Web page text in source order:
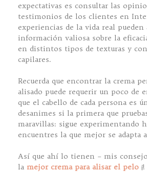
expectativas es consultar las
testimonios de los clientes en
experiencias de la vida real pueden
información valiosa sobre la
en distintos tipos de texturas y
capilares.
Recuerda que encontrar la crema
alisado puede requerir un poco de
que el cabello de cada persona es
desanimes si la primera que
maravillas: sigue experimentando
encuentres la que mejor se adapta
Así que ahí lo tienen – mis
la mejor crema para alisar el pelo